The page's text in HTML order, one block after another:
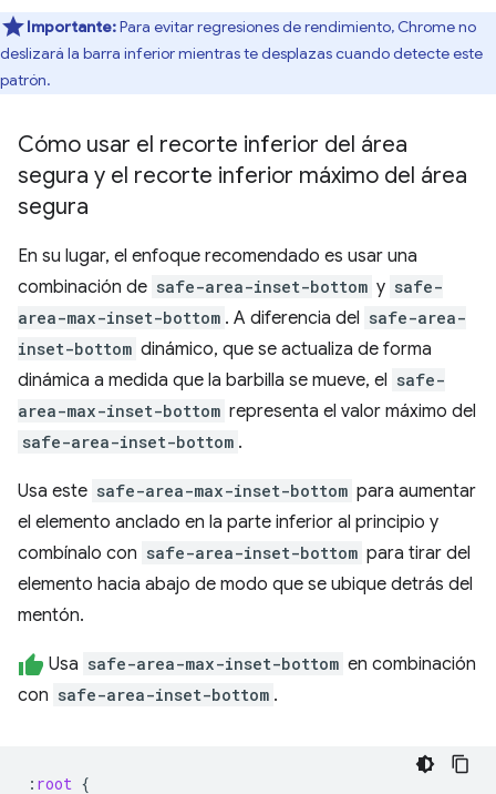
Importante:Para evitar regresiones de rendimiento, Chrome no
deslizará la barra inferior mientras te desplazas cuando detecte este
patrón.
Cómo usar el recorte inferior del área
segura y el recorte inferior máximo del área
segura
En su lugar, el enfoque recomendado es usar una
combinación de safe-area-inset-bottom y safe-
area-max-inset-bottom . A diferencia del safe-area-
inset-bottom dinámico, que se actualiza de forma
dinámica a medida que la barbilla se mueve, el safe-
area-max-inset-bottom representa el valor máximo del
safe-area-inset-bottom .
Usa este safe-area-max-inset-bottom para aumentar
el elemento anclado en la parte inferior al principio y
combínalo con safe-area-inset-bottom para tirar del
elemento hacia abajo de modo que se ubique detrás del
mentón.
Usa safe-area-max-inset-bottom en combinación
con safe-area-inset-bottom .
: root {